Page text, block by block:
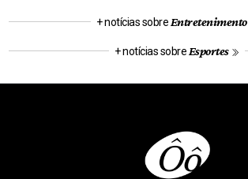
+ notícias sobre Entretenimento
+ notícias sobre Esportes